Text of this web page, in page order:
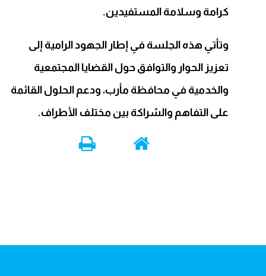
كرامة وسلامة المستفيدين.
وتأتي هذه الجلسة في إطار الجهود الرامية إلى
تعزيز الحوار والتوافق حول القضايا المجتمعية
والخدمية في محافظة مأرب، ودعم الحلول القائمة
على التفاهم والشراكة بين مختلف الأطراف.